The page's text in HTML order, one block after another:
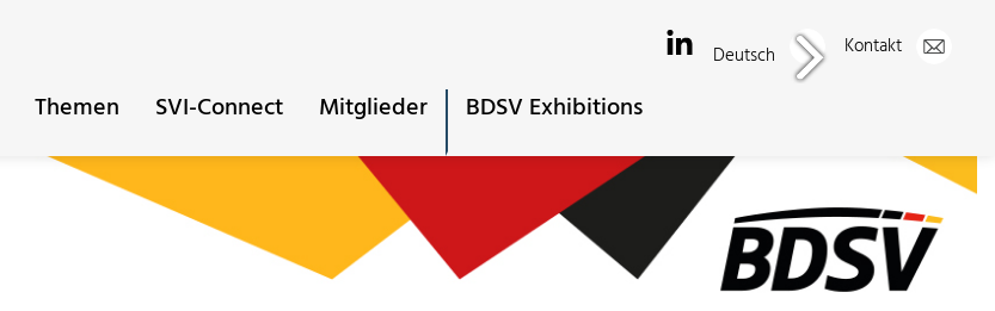
Themen SVI-Connect Mitglieder BDSV Exhibitions
Deutsch Kontakt